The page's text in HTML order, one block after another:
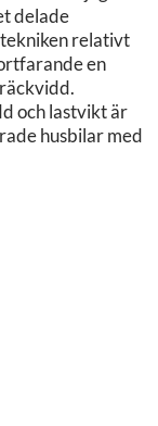
delade
relativt
en
och lastvikt är
husbilar med